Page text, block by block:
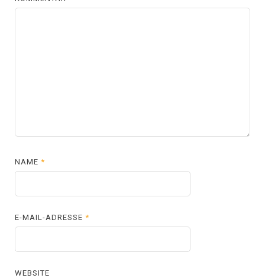
NAME*
E-MAIL-ADRESSE*
WEBSITE